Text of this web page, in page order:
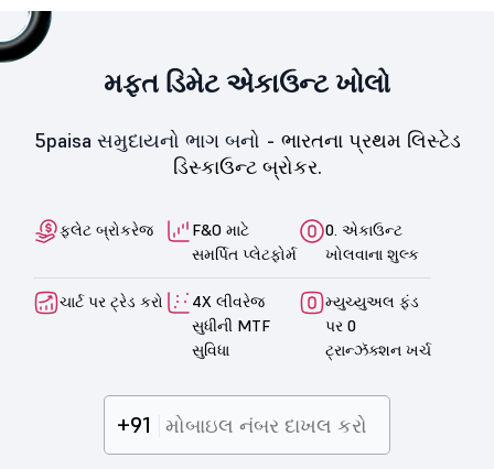
મફત ડિમેટ એકાઉન્ટ ખોલો
5paisa સમુદાયનો ભાગ બનો - ભારતના પ્રથમ લિસ્ટેડ
ડિસ્કાઉન્ટ બ્રોકર.
ફ્લેટ બ્રોકરેજ
F&O માટે
સમર્પિત પ્લેટફોર્મ
0. એકાઉન્ટ
ખોલવાના શુલ્ક
ચાર્ટ પર ટ્રેડ કરો
4X લીવરેજ
સુધીની MTF
સુવિધા
મ્યુચ્યુઅલ ફંડ
પર 0
ટ્રાન્ઝૅક્શન ખર્ચ
+91